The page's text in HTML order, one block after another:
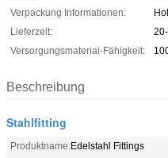
Verpackung Informationen:
Lieferzeit:
Versorgungsmaterial-Fähigkeit:
Beschreibung
Stahlfitting
Produktname:Edelstahl Fittings